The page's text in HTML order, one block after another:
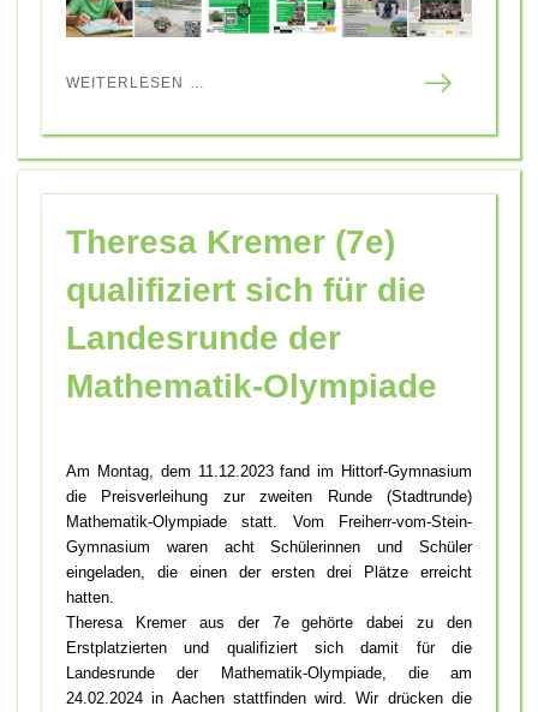
WEITERLESEN …
Theresa Kremer (7e)
qualifiziert sich für die
Landesrunde der
Mathematik-Olympiade
Am Montag, dem 11.12.2023 fand im Hittorf-Gymnasium
die Preisverleihung zur zweiten Runde (Stadtrunde)
Mathematik-Olympiade statt. Vom Freiherr-vom-Stein-
Gymnasium waren acht Schülerinnen und Schüler
eingeladen, die einen der ersten drei Plätze erreicht
hatten.
Theresa Kremer aus der 7e gehörte dabei zu den
Erstplatzierten und qualifiziert sich damit für die
Landesrunde der Mathematik-Olympiade, die am
24.02.2024 in Aachen stattfinden wird. Wir drücken die